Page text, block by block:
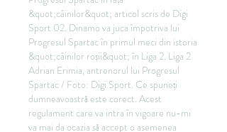
&quot;câinilor&quot; articol scris de Digi
Sport 02. Dinamo va juca împotriva lui
Progresul Spartac în primul meci din istoria
&quot;câinilor roșii&quot; în Liga 2. Liga 2
Adrian Erimia, antrenorul lui Progresul
Spartac / Foto: Digi Sport. Ce spuneți
dumneavoastră este corect. Acest
regulament care va intra în vigoare nu-mi
va mai da ocazia să accept o asemenea